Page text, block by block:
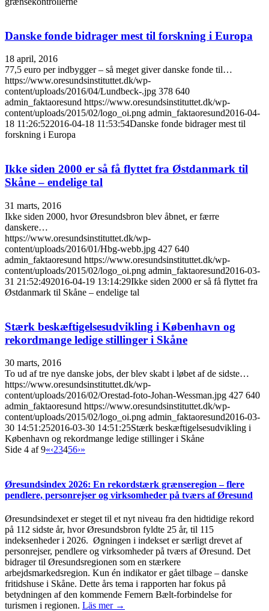
Danske fonde bidrager mest til forskning i Europa
18 april, 2016
77,5 euro per indbygger – så meget giver danske fonde til…
https://www.oresundsinstituttet.dk/wp-
content/uploads/2016/04/Lundbeck-.jpg 378 640
admin_faktaoresund https://www.oresundsinstituttet.dk/wp-
content/uploads/2015/02/logo_oi.png admin_faktaoresund2016-04-
18 11:26:522016-04-18 11:53:54Danske fonde bidrager mest til
forskning i Europa
Ikke siden 2000 er så få flyttet fra Østdanmark til
Skåne – endelige tal
31 marts, 2016
Ikke siden 2000, hvor Øresundsbron blev åbnet, er færre
danskere…
https://www.oresundsinstituttet.dk/wp-
content/uploads/2016/01/Hbg-webb.jpg 427 640
admin_faktaoresund https://www.oresundsinstituttet.dk/wp-
content/uploads/2015/02/logo_oi.png admin_faktaoresund2016-03-
31 21:52:492016-04-19 13:14:29Ikke siden 2000 er så få flyttet fra
Østdanmark til Skåne – endelige tal
Stærk beskæftigelsesudvikling i København og
rekordmange ledige stillinger i Skåne
30 marts, 2016
To ud af tre nye danske jobs, der blev skabt i løbet af de sidste…
https://www.oresundsinstituttet.dk/wp-
content/uploads/2016/02/Orestad-foto-Johan-Wessman.jpg 427 640
admin_faktaoresund https://www.oresundsinstituttet.dk/wp-
content/uploads/2015/02/logo_oi.png admin_faktaoresund2016-03-
30 14:51:252016-03-30 14:51:25Stærk beskæftigelsesudvikling i
København og rekordmange ledige stillinger i Skåne
Side 4 af 9«‹23456›»
Øresundsindex 2026: En rekordstærk grænseregion – flere
pendlere, personrejser og virksomheder på tværs af Øresund
Øresundsindexet er steget til et nyt niveau fra den hidtidige rekord
på 112 sidste år, hvor Øresundsbron fyldte 25 år, til 115
indeksenheder i 2026. Øgningen i indekset er særligt drevet af
personrejser, pendlere og virksomheder på tværs af Øresund. Det
bidrager til Øresundsregionen som en stærkere
arbejdsmarkedsregion. Kun én indikator er gået tilbage – danske
fritidshuse i Skåne. Dette års tema i rapporten har fokus på
betydningen af den kommende Femern Bælt-forbindelse for
turismen i regionen. Läs mer →